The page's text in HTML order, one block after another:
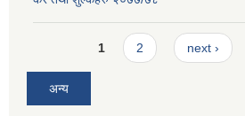
Pages1 2 next ›
अन्य